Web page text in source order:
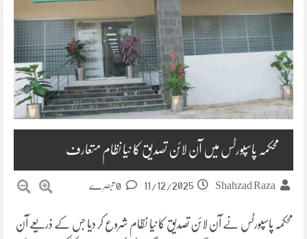
محکمہ پاسپورٹس میں آن لائن تصدیق کا نیا نظام متعارف
Shahzad Raza
11/12/2025
محکمہ پاسپورٹس نے آن لائن تصدیق کا نیا نظام شروع کر دیا جس کے ذریعے آن